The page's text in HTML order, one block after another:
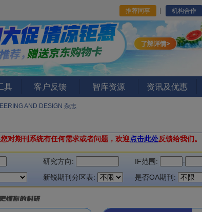
推荐同事 机构合作
具 客户反馈 智库资源 资讯及优惠
AND DESIGN 杂志
对期刊系统有任何需求或者问题，欢迎点击此处反馈给我们。
研究方向: IF范围: -
新锐期刊分区表: 是否OA期刊: